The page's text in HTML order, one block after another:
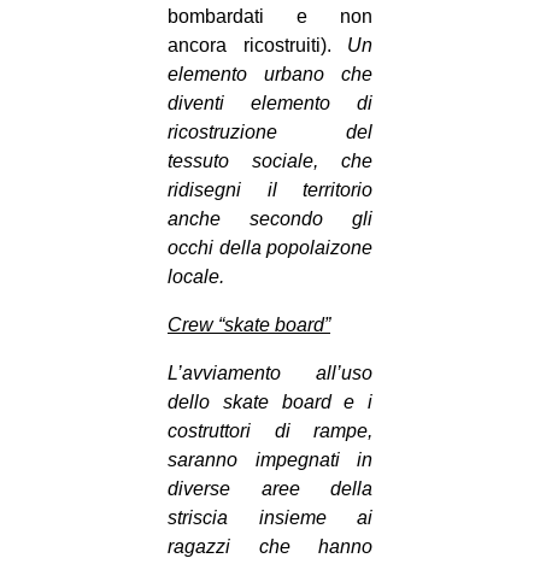
bombardati e non
ancora ricostruiti). Un
elemento urbano che
diventi elemento di
ricostruzione del
tessuto sociale, che
ridisegni il territorio
anche secondo gli
occhi della popolaizone
locale.
Crew “skate board”
L’avviamento all’uso
dello skate board e i
costruttori di rampe,
saranno impegnati in
diverse aree della
striscia insieme ai
ragazzi che hanno